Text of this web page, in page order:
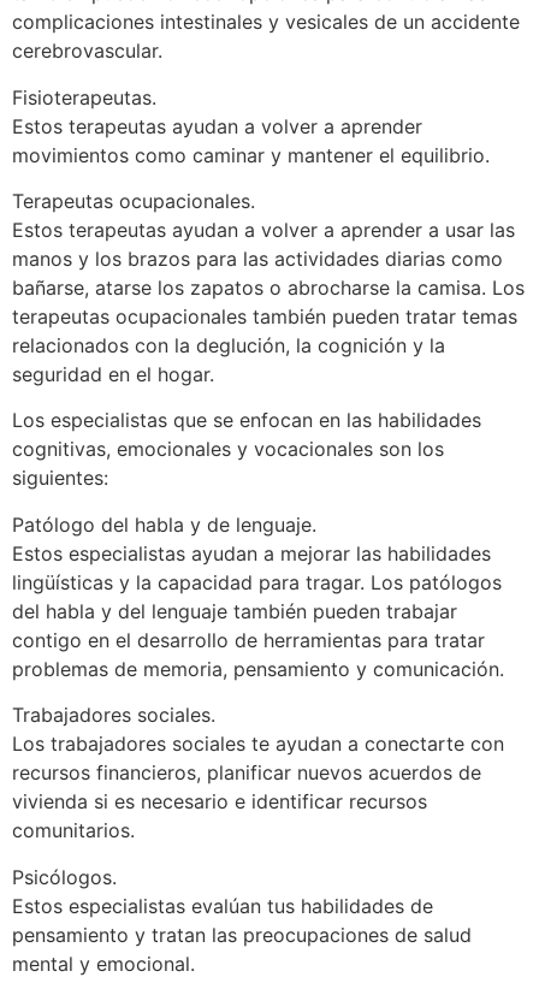
complicaciones intestinales y vesicales de un accidente
cerebrovascular.
Fisioterapeutas.
Estos terapeutas ayudan a volver a aprender
movimientos como caminar y mantener el equilibrio.
Terapeutas ocupacionales.
Estos terapeutas ayudan a volver a aprender a usar las
manos y los brazos para las actividades diarias como
bañarse, atarse los zapatos o abrocharse la camisa. Los
terapeutas ocupacionales también pueden tratar temas
relacionados con la deglución, la cognición y la
seguridad en el hogar.
Los especialistas que se enfocan en las habilidades
cognitivas, emocionales y vocacionales son los
siguientes:
Patólogo del habla y de lenguaje.
Estos especialistas ayudan a mejorar las habilidades
lingüísticas y la capacidad para tragar. Los patólogos
del habla y del lenguaje también pueden trabajar
contigo en el desarrollo de herramientas para tratar
problemas de memoria, pensamiento y comunicación.
Trabajadores sociales.
Los trabajadores sociales te ayudan a conectarte con
recursos financieros, planificar nuevos acuerdos de
vivienda si es necesario e identificar recursos
comunitarios.
Psicólogos.
Estos especialistas evalúan tus habilidades de
pensamiento y tratan las preocupaciones de salud
mental y emocional.